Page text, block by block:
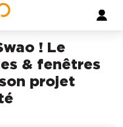
! Le
& fenêtres
projet